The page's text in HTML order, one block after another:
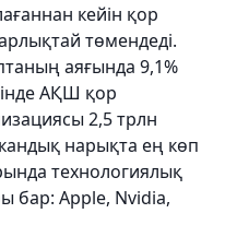
кейін қор
төмендеді.
аяғында 9,1%
АҚШ қор
2,5 трлн
нарықта ең көп
технологиялық
бар: Apple, Nvidia,